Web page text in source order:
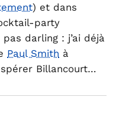
) et dans
party
darling : j’ai déjà
Paul Smith à
Billancourt…